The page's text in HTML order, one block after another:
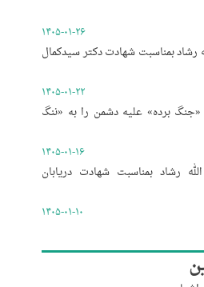
۱۴۰۵-۰۱-۲۶
رشاد بمناسبت شهادت دکتر سیدکمال
۱۴۰۵-۰۱-۲۲
«جنگ برده» علیه دشمن را به «ننگ
۱۴۰۵-۰۱-۱۶
رشاد بمناسبت شهادت دریابان
۱۴۰۵-۰۱-۱۰